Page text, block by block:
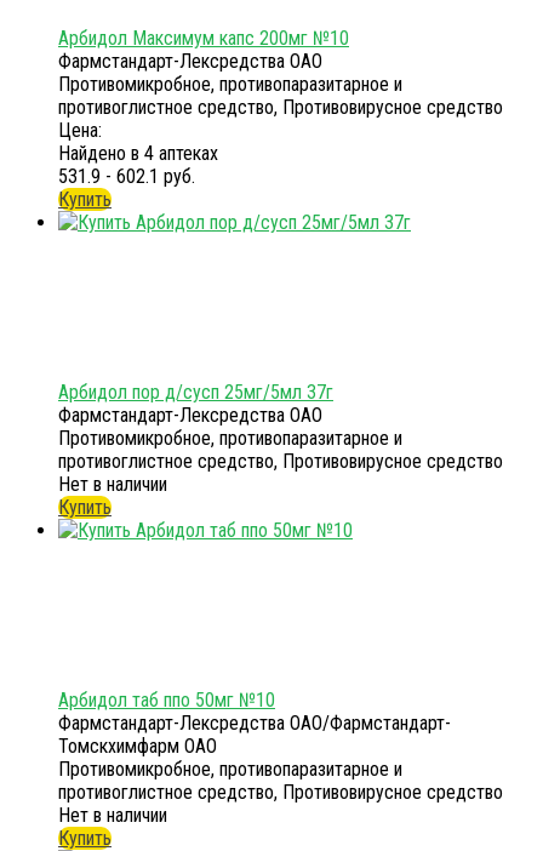
Арбидол Максимум капс 200мг №10
Фармстандарт-Лексредства ОАО
Противомикробное, противопаразитарное и
противоглистное средство, Противовирусное средство
Цена:
Найдено в 4 аптеках
531.9 - 602.1 руб.
Купить
Арбидол пор д/сусп 25мг/5мл 37г
Фармстандарт-Лексредства ОАО
Противомикробное, противопаразитарное и
противоглистное средство, Противовирусное средство
Нет в наличии
Купить
Арбидол таб ппо 50мг №10
Фармстандарт-Лексредства ОАО/Фармстандарт-
Томскхимфарм ОАО
Противомикробное, противопаразитарное и
противоглистное средство, Противовирусное средство
Нет в наличии
Купить